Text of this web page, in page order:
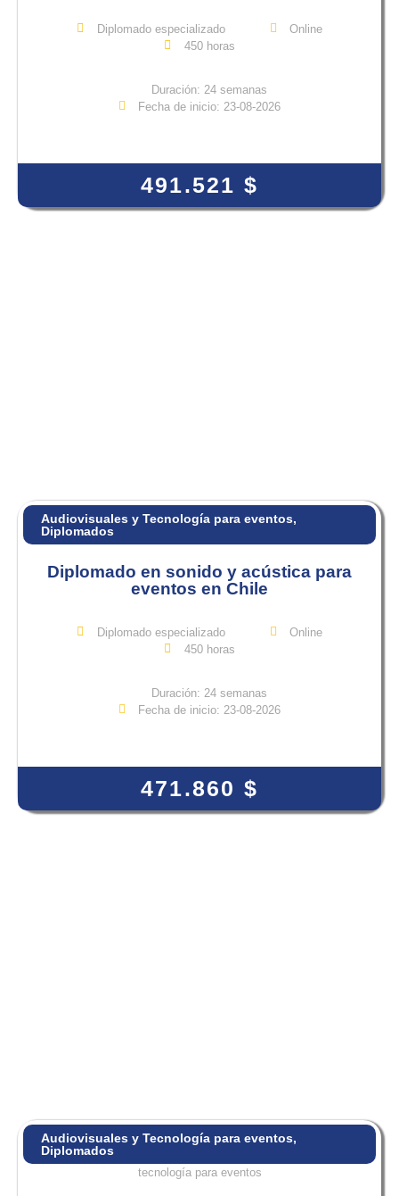
Diplomado especializado
Online
450 horas
Duración: 24 semanas
Fecha de inicio: 23-08-2026
491.521 $
Audiovisuales y Tecnología para eventos,
Diplomados
Diplomado en sonido y acústica para
eventos en Chile
Diplomado especializado
Online
450 horas
Duración: 24 semanas
Fecha de inicio: 23-08-2026
471.860 $
Audiovisuales y Tecnología para eventos,
Diplomados